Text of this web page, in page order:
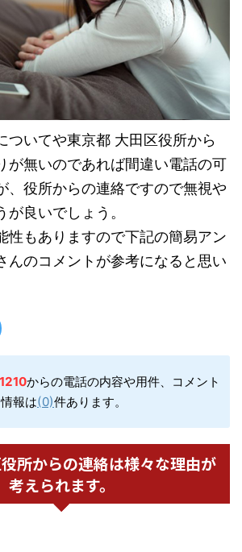
ついてや東京都 大田区役所から
が無いのであれば間違い電話の可
、役所からの連絡ですので無視や
良いでしょう。
性もありますので下記の簡易アン
んのコメントが参考になると思い
からの電話の内容や用件、コメント
報は(0)件あります。
所からの連絡は様々な理由が
考えられます。